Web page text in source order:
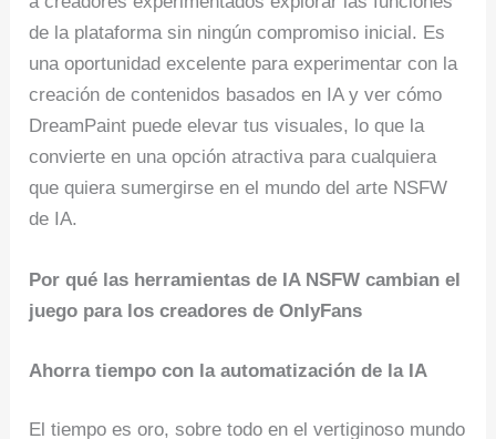
de la plataforma sin ningún compromiso inicial. Es
una oportunidad excelente para experimentar con la
creación de contenidos basados en IA y ver cómo
DreamPaint puede elevar tus visuales, lo que la
convierte en una opción atractiva para cualquiera
que quiera sumergirse en el mundo del arte NSFW
de IA.
Por qué las herramientas de IA NSFW cambian el
juego para los creadores de OnlyFans
Ahorra tiempo con la automatización de la IA
El tiempo es oro, sobre todo en el vertiginoso mundo